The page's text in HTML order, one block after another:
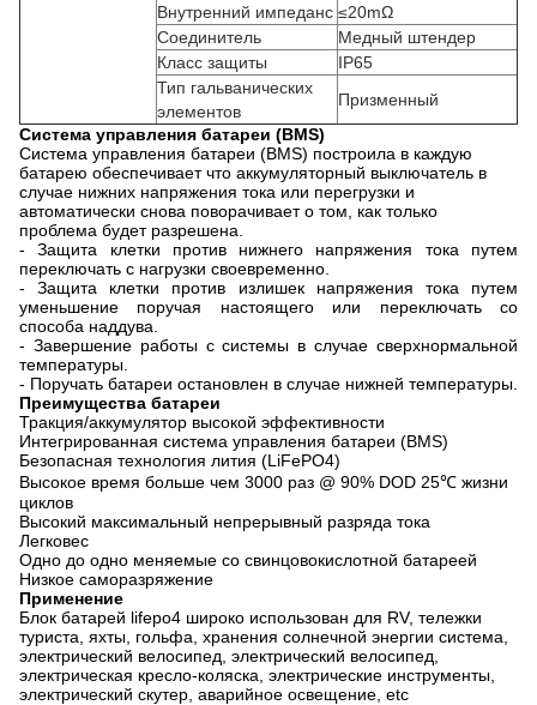
Внутренний импеданс ≤20mΩ
Соединитель
Медный штендер
Класс защиты
IP65
Тип гальванических
элементов
Призменный
Система управления батареи (BMS)
Система управления батареи (BMS) построила в каждую
батарею обеспечивает что аккумуляторный выключатель в
случае нижних напряжения тока или перегрузки и
автоматически снова поворачивает о том, как только
проблема будет разрешена.
- Защита клетки против нижнего напряжения тока путем
переключать с нагрузки своевременно.
- Защита клетки против излишек напряжения тока путем
уменьшение поручая настоящего или переключать со
способа наддува.
- Завершение работы с системы в случае сверхнормальной
температуры.
- Поручать батареи остановлен в случае нижней температуры.
Преимущества батареи
Тракция/аккумулятор высокой эффективности
Интегрированная система управления батареи (BMS)
Безопасная технология лития (LiFePO4)
Высокое время больше чем 3000 раз @ 90% DOD 25℃ жизни
циклов
Высокий максимальный непрерывный разряда тока
Легковес
Одно до одно меняемые со свинцовокислотной батареей
Низкое саморазряжение
Применение
Блок батарей lifepo4 широко использован для RV, тележки
туриста, яхты, гольфа, хранения солнечной энергии система,
электрический велосипед, электрический велосипед,
электрическая кресло-коляска, электрические инструменты,
электрический скутер, аварийное освещение, etc